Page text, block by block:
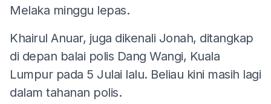
Melaka minggu lepas.
Khairul Anuar, juga dikenali Jonah, ditangkap
di depan balai polis Dang Wangi, Kuala
Lumpur pada 5 Julai lalu. Beliau kini masih lagi
dalam tahanan polis.